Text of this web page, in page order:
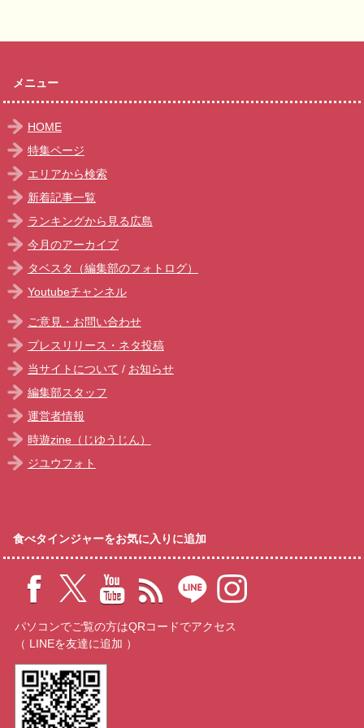
メニュー
HOME
特集ページ
エリアから検索
新着記事一覧
ランキングから見る広島
今月のアーカイブ
タベスタ（編集部のフォトログ）
Youtubeチャンネル
ご意見・お問い合わせ
プレスリリース・ネタ投稿
当サイトについて / お知らせ
編集部スタッフ
運営者情報
時遊zine（じゆうじん）
ジユウフォト
食べタインジャーをお気に入りに追加
パソコンでご覧の方はQRコードでアクセス
（ LINEを友達に追加 ）